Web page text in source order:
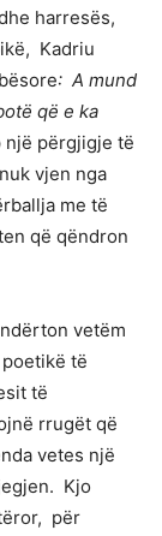
harresës,
Kadriu
: A mund
që e ka
një përgjigje të
vjen nga
me të
që qëndron
vetëm
të
të
rrugët që
vetes një
Kjo
për